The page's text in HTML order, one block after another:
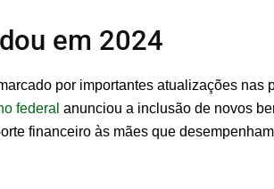
em 2024
por importantes atualizações nas
federal anunciou a inclusão de novos
financeiro às mães que